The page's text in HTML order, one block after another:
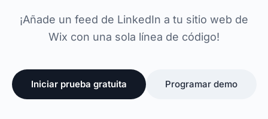
¡Añade un feed de LinkedIn a tu sitio web de
Wix con una sola línea de código!
Iniciar prueba gratuita Programar demo